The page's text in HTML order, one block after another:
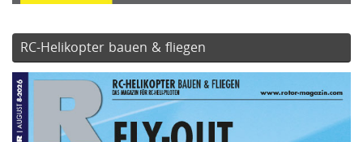
RC-Helikopter bauen & fliegen